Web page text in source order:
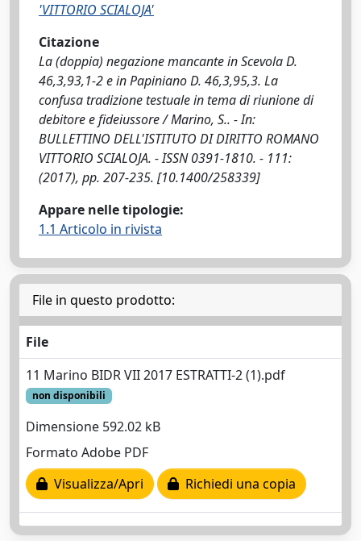
'VITTORIO SCIALOJA'
Citazione
La (doppia) negazione mancante in Scevola D.
46,3,93,1-2 e in Papiniano D. 46,3,95,3. La
confusa tradizione testuale in tema di riunione di
debitore e fideiussore / Marino, S.. - In:
BULLETTINO DELL'ISTITUTO DI DIRITTO ROMANO
VITTORIO SCIALOJA. - ISSN 0391-1810. - 111:
(2017), pp. 207-235. [10.1400/258339]
Appare nelle tipologie:
1.1 Articolo in rivista
File in questo prodotto:
File
11 Marino BIDR VII 2017 ESTRATTI-2 (1).pdf
non disponibili
Dimensione 592.02 kB
Formato Adobe PDF
Visualizza/Apri
Richiedi una copia